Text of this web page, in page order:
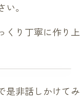
。
くり丁寧に作り上
是非話しかけてみ